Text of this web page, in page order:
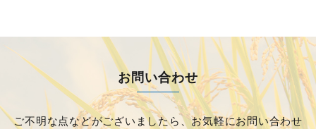
お問い合わせ
ご不明な点などがございましたら、お気軽にお問い合わせ